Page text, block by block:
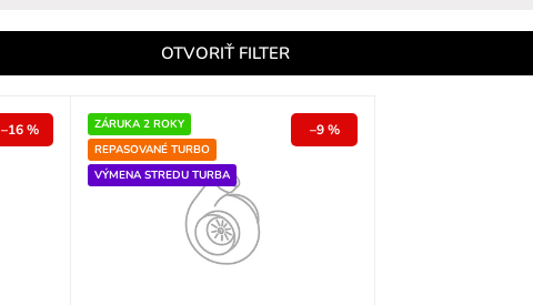
OTVORIŤ FILTER
–16 %
ZÁRUKA 2 ROKY
REPASOVANÉ TURBO
VÝMENA STREDU TURBA
–9 %